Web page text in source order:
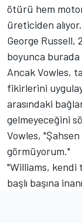
ötürü hem
üreticiden
George Russell,
boyunca burada
Ancak Vowles,
fikirlerini
arasındaki
gelmeyeceğini
Vowles,
görmüyorum."
"Williams, kendi
başlı başına